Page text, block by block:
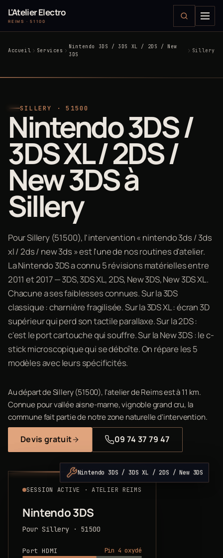
L'Atelier Electro
REIMS · 51100
Accueil Services
Nintendo 3DS / 3DS XL / 2DS / New
3DS
Sillery
SILLERY · 51500
Nintendo 3DS /
3DS XL / 2DS /
New 3DS à
Sillery
Pour Sillery (51500), l'intervention « nintendo 3ds / 3ds
xl / 2ds / new 3ds » est l'une de nos routines d'atelier.
La Nintendo 3DS a connu 5 révisions matérielles entre
2011 et 2017 — 3DS, 3DS XL, 2DS, New 3DS, New 3DS XL.
Chacune a ses faiblesses connues. Sur la 3DS
classique : charnière fragilisée. Sur la 3DS XL : écran 3D
supérieur qui perd son tactile parallaxe. Sur la 2DS :
c'est le port cartouche qui souffre. Sur la New 3DS : le c-
stick microscopique qui se déboîte. On répare les 5
modèles avec leurs spécificités.
Au départ de Sillery (51500), l'atelier de Reims est à 11 km.
Connue pour vallée aisne-marne, vignoble grand cru, la
commune fait partie de notre zone naturelle d'intervention.
Devis gratuit 09 74 37 79 47
SESSION ACTIVE · ATELIER REIMS
Nintendo 3DS
Pour Sillery · 51500
Port HDMI
Pin 4 oxydé
Nintendo 3DS / 3DS XL / 2DS / New 3DS